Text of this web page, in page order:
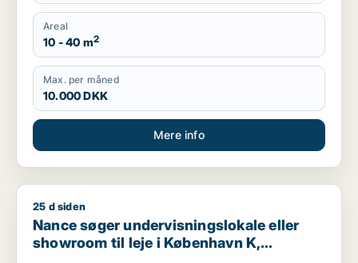
Areal
10 - 40 m2
Max. per måned
10.000 DKK
Mere info
Nance søger undervisningslokale eller showroom til leje i
25 d siden
Nance søger undervisningslokale eller
showroom til leje i København K,